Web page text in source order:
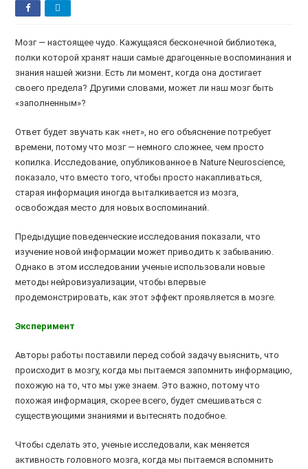
Мозг — настоящее чудо. Кажущаяся бесконечной библиотека,
полки которой хранят наши самые драгоценные воспоминания и
знания нашей жизни. Есть ли момент, когда она достигает
своего предела? Другими словами, может ли наш мозг быть
«заполненным»?
Ответ будет звучать как «нет», но его объяснение потребует
времени, потому что мозг — немного сложнее, чем просто
копилка. Исследование, опубликованное в Nature Neuroscience,
показало, что вместо того, чтобы просто накапливаться,
старая информация иногда выталкивается из мозга,
освобождая место для новых воспоминаний.
Предыдущие поведенческие исследования показали, что
изучение новой информации может приводить к забыванию.
Однако в этом исследовании ученые использовали новые
методы нейровизуализации, чтобы впервые
продемонстрировать, как этот эффект проявляется в мозге.
Эксперимент
Авторы работы поставили перед собой задачу выяснить, что
происходит в мозгу, когда мы пытаемся запомнить информацию,
похожую на то, что мы уже знаем. Это важно, потому что
похожая информация, скорее всего, будет смешиваться с
существующими знаниями и вытеснять подобное.
Чтобы сделать это, ученые исследовали, как меняется
активность головного мозга, когда мы пытаемся вспомнить